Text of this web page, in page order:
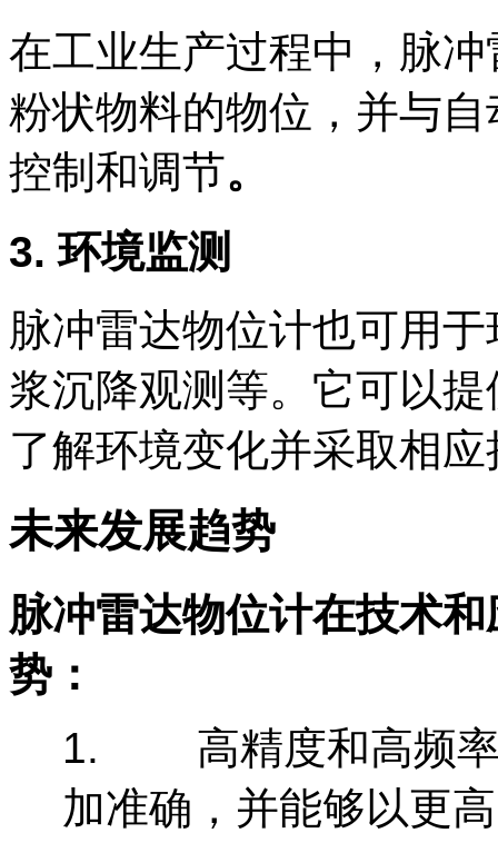
在工业生产过程中，脉
粉状物料的物位，并与
控制和调节。
3. 环境监测
脉冲雷达物位计也可用
浆沉降观测等。它可以
了解环境变化并采取相
未来发展趋势
脉冲雷达物位计在技术
势：
1. 高精度和高频率
加准确，并能够以更